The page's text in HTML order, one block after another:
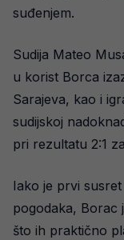
suđenjem.
Sudija Mateo
u korist Borca
Sarajeva, kao i
sudijskoj
pri rezultatu 2:1
Iako je prvi
pogodaka, Borac
što ih praktično